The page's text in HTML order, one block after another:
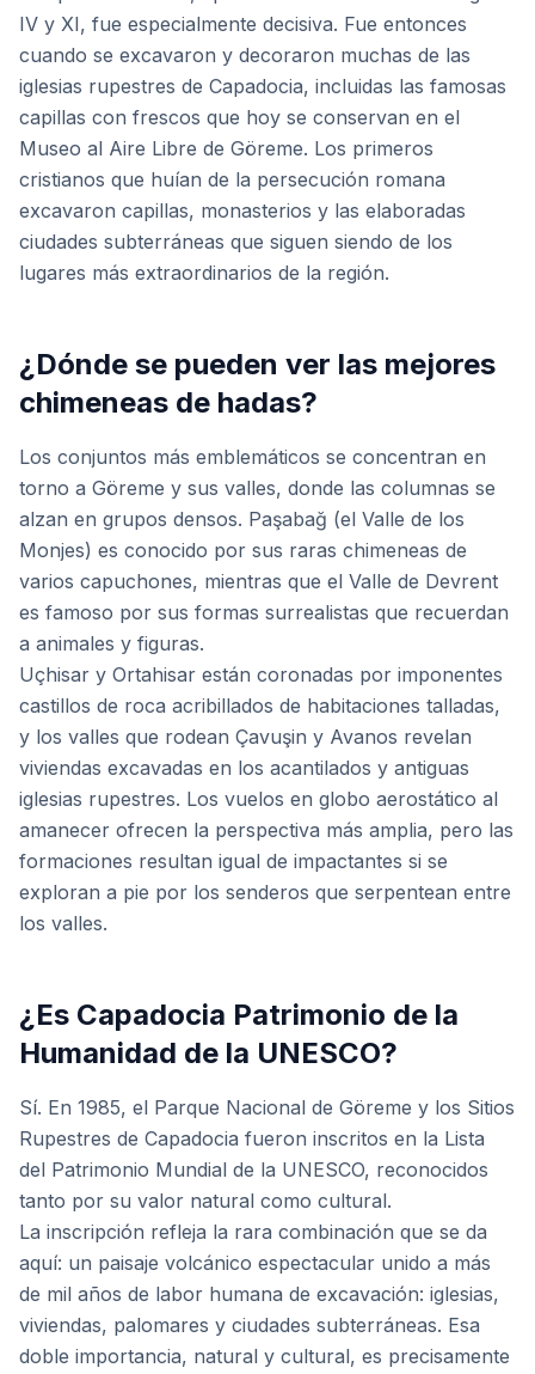
IV y XI, fue especialmente decisiva. Fue entonces
cuando se excavaron y decoraron muchas de las
iglesias rupestres de Capadocia, incluidas las famosas
capillas con frescos que hoy se conservan en el
Museo al Aire Libre de Göreme. Los primeros
cristianos que huían de la persecución romana
excavaron capillas, monasterios y las elaboradas
ciudades subterráneas que siguen siendo de los
lugares más extraordinarios de la región.
¿Dónde se pueden ver las mejores
chimeneas de hadas?
Los conjuntos más emblemáticos se concentran en
torno a Göreme y sus valles, donde las columnas se
alzan en grupos densos. Paşabağ (el Valle de los
Monjes) es conocido por sus raras chimeneas de
varios capuchones, mientras que el Valle de Devrent
es famoso por sus formas surrealistas que recuerdan
a animales y figuras.
Uçhisar y Ortahisar están coronadas por imponentes
castillos de roca acribillados de habitaciones talladas,
y los valles que rodean Çavuşin y Avanos revelan
viviendas excavadas en los acantilados y antiguas
iglesias rupestres. Los vuelos en globo aerostático al
amanecer ofrecen la perspectiva más amplia, pero las
formaciones resultan igual de impactantes si se
exploran a pie por los senderos que serpentean entre
los valles.
¿Es Capadocia Patrimonio de la
Humanidad de la UNESCO?
Sí. En 1985, el Parque Nacional de Göreme y los Sitios
Rupestres de Capadocia fueron inscritos en la Lista
del Patrimonio Mundial de la UNESCO, reconocidos
tanto por su valor natural como cultural.
La inscripción refleja la rara combinación que se da
aquí: un paisaje volcánico espectacular unido a más
de mil años de labor humana de excavación: iglesias,
viviendas, palomares y ciudades subterráneas. Esa
doble importancia, natural y cultural, es precisamente